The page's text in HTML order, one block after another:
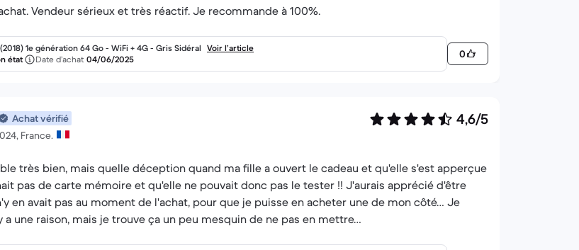
Vendeur sérieux et très réactif. Je recommande à 100%.
(2018) 1e génération 64 Go - WiFi + 4G - Gris Sidéral Voir l’article
état Date d’achat 04/06/2025 0
Achat vérifié
France.
4,6/5
très bien, mais quelle déception quand ma fille a ouvert le cadeau et qu'elle s'est apperçue
pas de carte mémoire et qu'elle ne pouvait donc pas le tester !! J'aurais apprécié d'être
en avait pas au moment de l'achat, pour que je puisse en acheter une de mon côté… Je
a une raison, mais je trouve ça un peu mesquin de ne pas en mettre…